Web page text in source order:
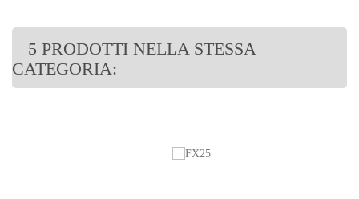
5 PRODOTTI NELLA STESSA
CATEGORIA: